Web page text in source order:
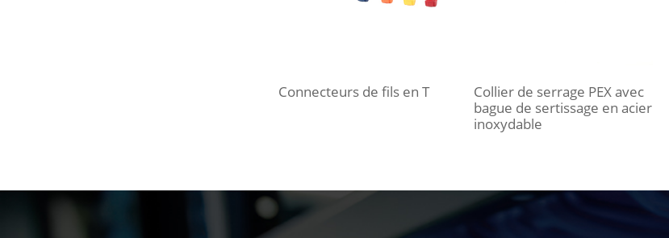
Connecteurs de fils en T
Collier de serrage PEX avec
bague de sertissage en acier
inoxydable